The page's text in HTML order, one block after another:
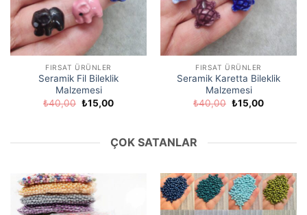
FIRSAT ÜRÜNLER
Seramik Fil Bileklik
Malzemesi
₺40,00 Orijinal
fiyat:
₺15,00Şu
FIRSAT ÜRÜNLER
Seramik Karetta Bileklik
Malzemesi
₺40,00 Orijinal
fiyat:
₺15,00Şu
ÇOK SATANLAR